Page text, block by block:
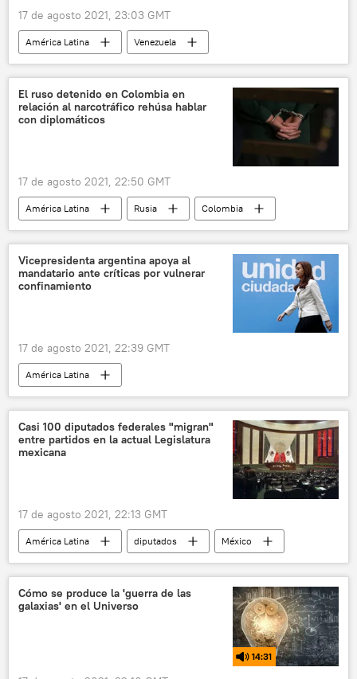
17 de agosto 2021, 23:03 GMT
América Latina
Venezuela
Consejo Nacional Electoral de Venezuela (CNE)
El ruso detenido en Colombia en
relación al narcotráfico rehúsa hablar
con diplomáticos
17 de agosto 2021, 22:50 GMT
América Latina Rusia Colombia
Vicepresidenta argentina apoya al
mandatario ante críticas por vulnerar
confinamiento
17 de agosto 2021, 22:39 GMT
América Latina
Cristina Fernández de Kirchner
Argentina
Alberto Fernández
Casi 100 diputados federales "migran"
entre partidos en la actual Legislatura
mexicana
17 de agosto 2021, 22:13 GMT
América Latina diputados
México
Partido Revolucionario Institucional (PRI)
Partido Acción Nacional (PAN)
Morena
Cómo se produce la 'guerra de las
galaxias' en el Universo
14:31